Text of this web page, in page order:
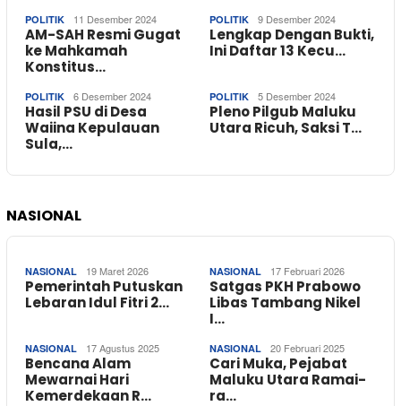
POLITIK 11 Desember 2024
AM-SAH Resmi Gugat
ke Mahkamah
Konstitus…
POLITIK 9 Desember 2024
Lengkap Dengan Bukti,
Ini Daftar 13 Kecu…
POLITIK 6 Desember 2024
Hasil PSU di Desa
Waiina Kepulauan
Sula,…
POLITIK 5 Desember 2024
Pleno Pilgub Maluku
Utara Ricuh, Saksi T…
NASIONAL
NASIONAL 19 Maret 2026
Pemerintah Putuskan
Lebaran Idul Fitri 2…
NASIONAL 17 Februari 2026
Satgas PKH Prabowo
Libas Tambang Nikel
I…
NASIONAL 17 Agustus 2025
Bencana Alam
Mewarnai Hari
Kemerdekaan R…
NASIONAL 20 Februari 2025
Cari Muka, Pejabat
Maluku Utara Ramai-
ra…